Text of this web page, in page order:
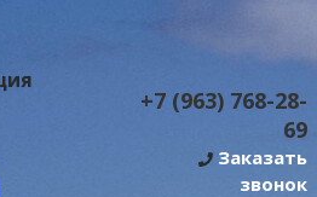
+7 (963) 768-28-
69
Заказать
звонок